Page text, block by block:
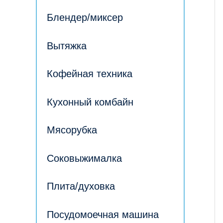
Блендер/миксер
Вытяжка
Кофейная техника
Кухонный комбайн
Мясорубка
Соковыжималка
Плита/духовка
Посудомоечная машина